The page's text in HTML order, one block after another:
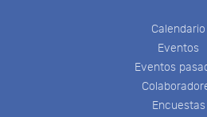
Calendario
Eventos
Eventos
Encuestas